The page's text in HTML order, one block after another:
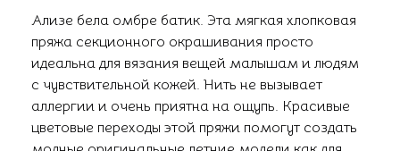
Ализе бела омбре батик. Эта мягкая хлопковая
пряжа секционного окрашивания просто
идеальна для вязания вещей малышам и людям
с чувствительной кожей. Нить не вызывает
аллергии и очень приятна на ощупь. Красивые
цветовые переходы этой пряжи помогут создать